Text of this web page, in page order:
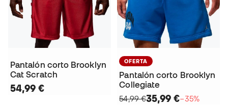
Pantalón corto Brooklyn
Cat Scratch
54,99 €
OFERTA
Pantalón corto Brooklyn
Collegiate
54,99 €35,99 €−35%